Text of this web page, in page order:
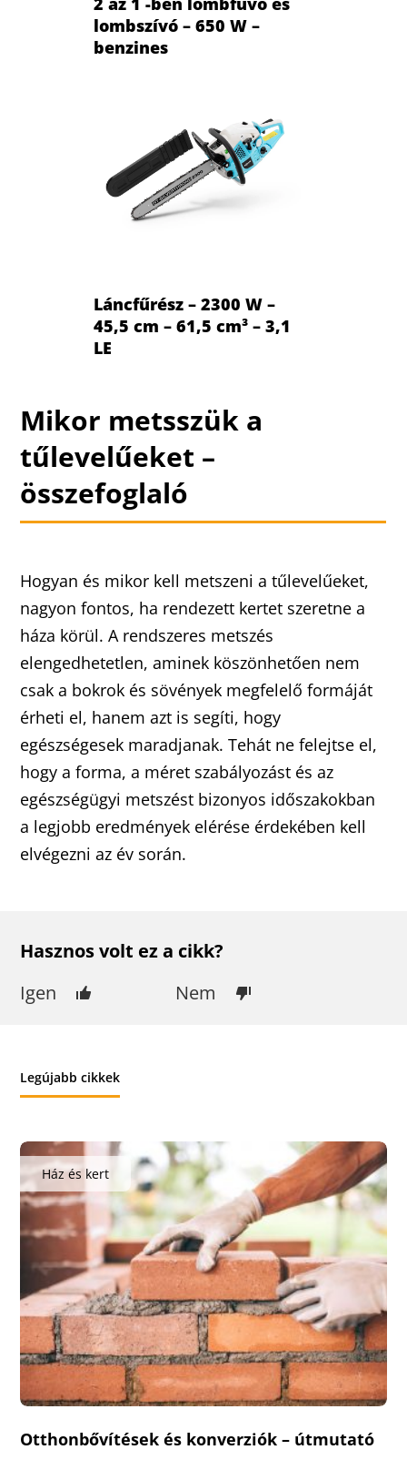
lombszívó – 650 W –
benzines
Láncfűrész – 2300 W –
45,5 cm – 61,5 cm³ – 3,1
LE
Mikor metsszük a
tűlevelűeket –
összefoglaló
Hogyan és mikor kell metszeni a tűlevelűeket,
nagyon fontos, ha rendezett kertet szeretne a
háza körül. A rendszeres metszés
elengedhetetlen, aminek köszönhetően nem
csak a bokrok és sövények megfelelő formáját
érheti el, hanem azt is segíti, hogy
egészségesek maradjanak. Tehát ne felejtse el,
hogy a forma, a méret szabályozást és az
egészségügyi metszést bizonyos időszakokban
a legjobb eredmények elérése érdekében kell
elvégezni az év során.
Hasznos volt ez a cikk?
Igen
Nem
Legújabb cikkek
Ház és kert
Otthonbővítések és konverziók – útmutató